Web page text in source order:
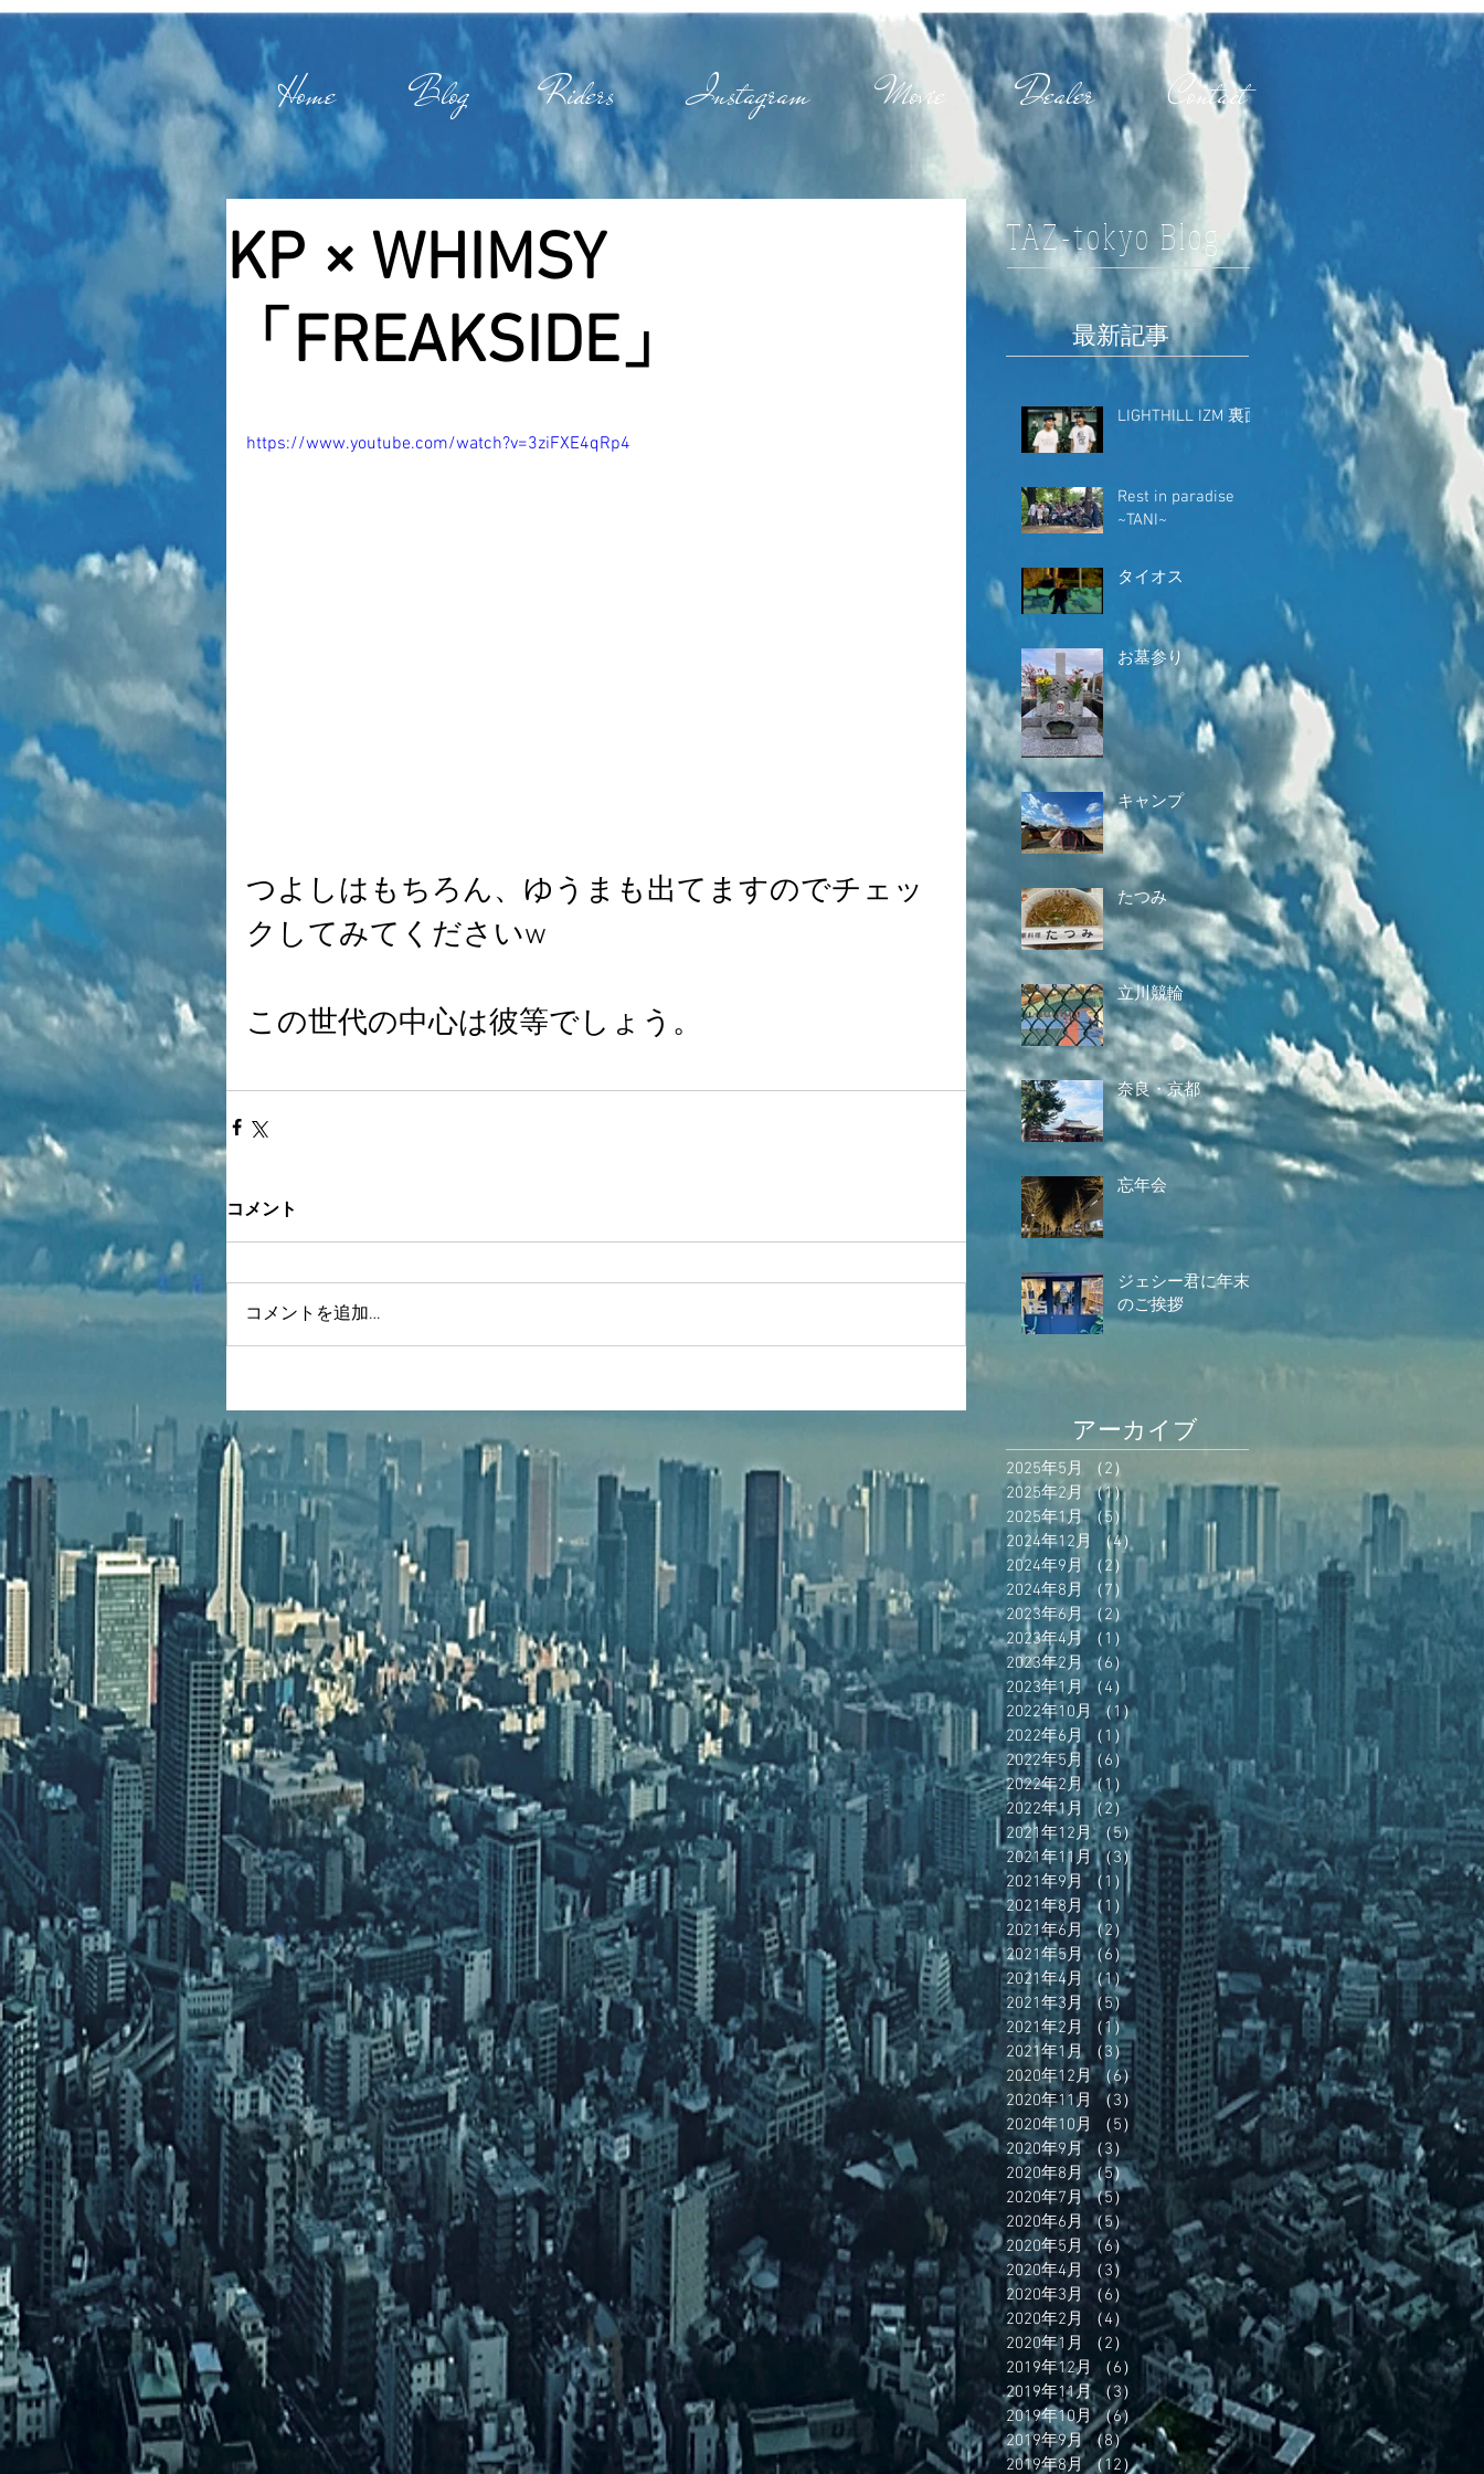
Home Blog Riders Instagram Movie Dealer Contact
KP × WHIMSY
「FREAKSIDE」
https://www.youtube.com/watch?v=3ziFXE4qRp4
つよしはもちろん、ゆうまも出てますのでチェッ
クしてみてくださいw
この世代の中心は彼等でしょう。
コメント
コメントを追加…
TAZ-tokyo Blog
最新記事
LIGHTHILL IZM 裏面
Rest in paradise
~TANI~
タイオス
お墓参り
キャンプ
たつみ
立川競輪
奈良・京都
忘年会
ジェシー君に年末
のご挨拶
アーカイブ
2025年5月 （2）
2025年2月 （1） 1件の記事
2025年1月 （5）
2024年12月
（4）
4件の記事
2024年9月
（2）
2件の記事
2024年8月
（7）
7件の記事
2023年6月 （2）2件の記事
2023年4月 （1） 1件の記事
2023年2月 （6）6件の記事
2023年1月 （4） 4件の記事
2022年10月 （1） 1件の記事
2022年6月
（1）1件の記事
2022年5月
（6）6件の記事
2022年2月 （1）
1件の記事
2022年1月
（2）2件の記事
2021年12月 （5）5件の記事
2021年11月 （3） 3件の記事
2021年9月 （1） 1件の記事
2021年8月 （1） 1件の記事
2021年6月 （2）2件の記事
2021年5月 （6）6件の記事
2021年4月 （1）1件の記事
2021年3月 （5） 5件の記事
2021年2月
（1）1件の記事
2021年1月
（3）3件の記事
2020年12月 （6）6件の記事
2020年11月 （3） 3件の記事
2020年10月
（5）5件の記事
2020年9月 （3） 3件の記事
2020年8月 （5）5件の記事
2020年7月 （5）5件の記事
2020年6月 （5）5件の記事
2020年5月 （6）6件の記事
2020年4月
（3） 3件の記事
2020年3月
（6）
6件の記事
2020年2月
（4）
4件の記事
2020年1月
（2）
2件の記事
2019年12月 （6）
6件の記事
2019年11月 （3）
3件の記事
2019年10月 （6）6件の記事
2019年9月 （8） 8件の記事
2019年8月 （12）12件の記事